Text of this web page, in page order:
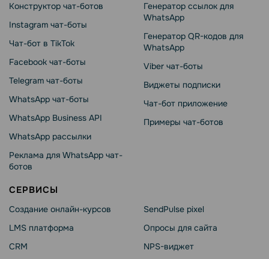
Конструктор чат-ботов
Instagram чат-боты
Чат-бот в TikTok
Facebook чат-боты
Telegram чат-боты
WhatsApp чат-боты
WhatsApp Business API
WhatsApp рассылки
Реклама для WhatsApp чат-
ботов
Генератор ссылок для
WhatsApp
Генератор QR-кодов для
WhatsApp
Viber чат-боты
Виджеты подписки
Чат-бот приложение
Примеры чат-ботов
СЕРВИСЫ
Создание онлайн-курсов
LMS платформа
CRM
SendPulse pixel
Опросы для сайта
NPS-виджет